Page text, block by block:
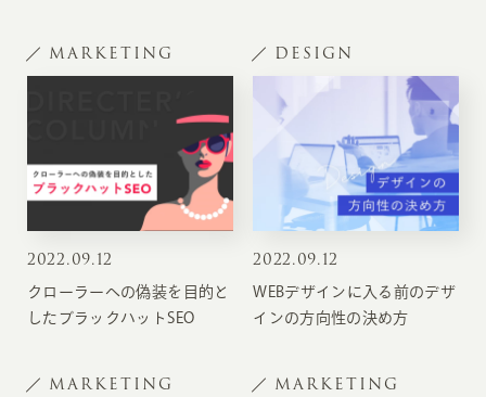
MARKETING
2022.09.12
クローラーへの偽装を目的と
したブラックハットSEO
DESIGN
2022.09.12
WEBデザインに入る前のデザ
インの方向性の決め方
MARKETING MARKETING